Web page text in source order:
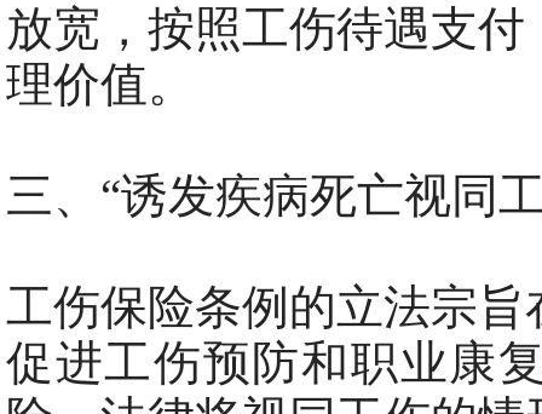
放宽，按照工伤待遇支
理价值。
三、“诱发疾病死亡视同
工伤保险条例的立法宗
促进工伤预防和职业康